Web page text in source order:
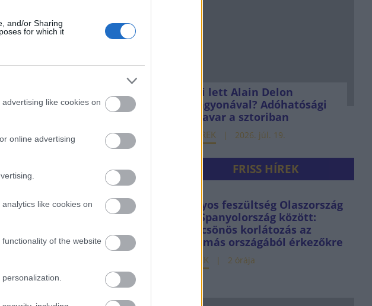
and/or Sharing
for which it
like cookies on
online advertising
like cookies on
of the website
Mi lett Alain Delon
vagyonával? Adóhatósági
csavar a sztoriban
HÍREK 2026. júl. 19.
FRISS HÍREK
Súlyos feszültség Olaszország
és Spanyolország között:
kölcsönös korlátozás az
egymás országából érkezőkre
HÍREK 2 órája